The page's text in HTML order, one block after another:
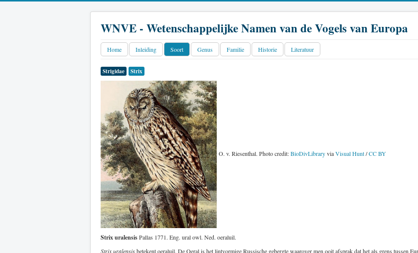
WNVE - Wetenschappelijke Namen van de Vogels van Europa
Home Inleiding Soort Genus Familie Historie Literatuur
Strigidae Strix
O. v. Riesenthal. Photo credit:BioDivLibraryviaVisual Hunt/CC BY
Strix uralensisPallas 1771. Eng. ural owl. Ned. oeraluil.
Strix uralensisbetekent oeraluil. De Oeral is het lintvormige Russische gebergte waarover men ooit afsprak dat het als grens tussen